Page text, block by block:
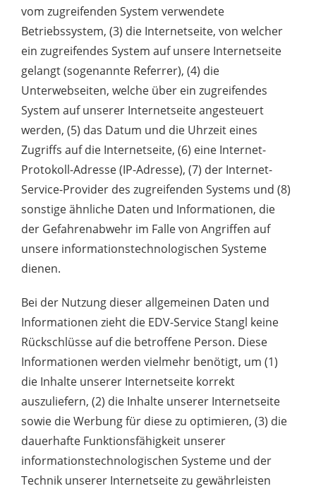
vom zugreifenden System verwendete
Betriebssystem, (3) die Internetseite, von welcher
ein zugreifendes System auf unsere Internetseite
gelangt (sogenannte Referrer), (4) die
Unterwebseiten, welche über ein zugreifendes
System auf unserer Internetseite angesteuert
werden, (5) das Datum und die Uhrzeit eines
Zugriffs auf die Internetseite, (6) eine Internet-
Protokoll-Adresse (IP-Adresse), (7) der Internet-
Service-Provider des zugreifenden Systems und (8)
sonstige ähnliche Daten und Informationen, die
der Gefahrenabwehr im Falle von Angriffen auf
unsere informationstechnologischen Systeme
dienen.
Bei der Nutzung dieser allgemeinen Daten und
Informationen zieht die EDV-Service Stangl keine
Rückschlüsse auf die betroffene Person. Diese
Informationen werden vielmehr benötigt, um (1)
die Inhalte unserer Internetseite korrekt
auszuliefern, (2) die Inhalte unserer Internetseite
sowie die Werbung für diese zu optimieren, (3) die
dauerhafte Funktionsfähigkeit unserer
informationstechnologischen Systeme und der
Technik unserer Internetseite zu gewährleisten